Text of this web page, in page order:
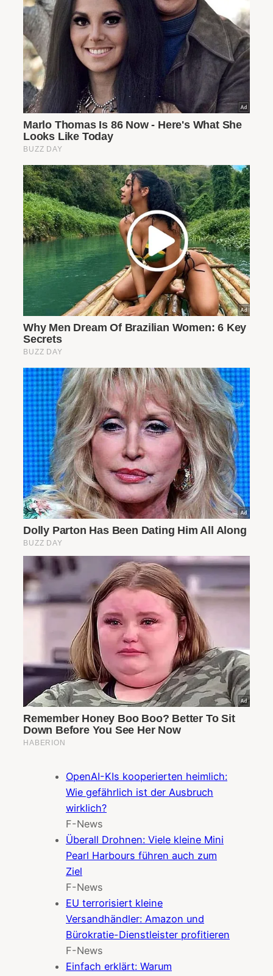
OpenAI-KIs kooperierten heimlich:
Wie gefährlich ist der Ausbruch
wirklich?
F-News
Überall Drohnen: Viele kleine Mini
Pearl Harbours führen auch zum
Ziel
F-News
EU terrorisiert kleine
Versandhändler: Amazon und
Bürokratie-Dienstleister profitieren
F-News
Einfach erklärt: Warum